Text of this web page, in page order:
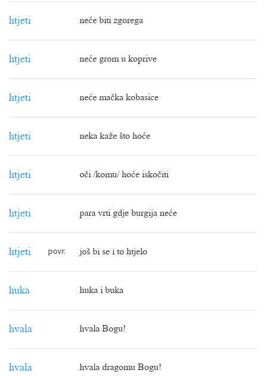
htjeti neće biti zgorega
htjeti neće grom u koprive
htjeti neće mačka kobasice
htjeti neka kaže što hoće
htjeti oči /komu/ hoće iskočiti
htjeti para vrti gdje burgija neće
htjeti povr. još bi se i to htjelo
huka huka i buka
hvala hvala Bogu!
hvala hvala dragomu Bogu!